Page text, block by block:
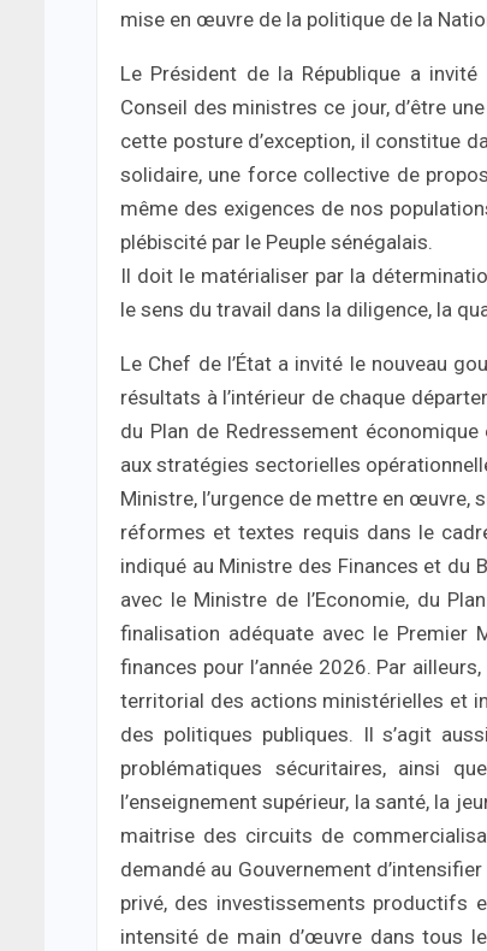
mise en œuvre de la politique de la
Le Président de la République a
Conseil des ministres ce jour, d’être
cette posture d’exception, il constitue
solidaire, une force collective de
même des exigences de nos
plébiscité par le Peuple sénégalais.
Il doit le matérialiser par la
le sens du travail dans la diligence, la
Le Chef de l’État a invité le nouveau
résultats à l’intérieur de chaque
du Plan de Redressement
aux stratégies sectorielles
Ministre, l’urgence de mettre en œuvre,
réformes et textes requis dans le
indiqué au Ministre des Finances et du
avec le Ministre de l’Economie, du
finalisation adéquate avec le Premier
finances pour l’année 2026. Par
territorial des actions ministérielles et
des politiques publiques. Il s’agit
problématiques sécuritaires, ainsi
l’enseignement supérieur, la santé, la
maitrise des circuits de
demandé au Gouvernement
privé, des investissements productifs
intensité de main d’œuvre dans tous